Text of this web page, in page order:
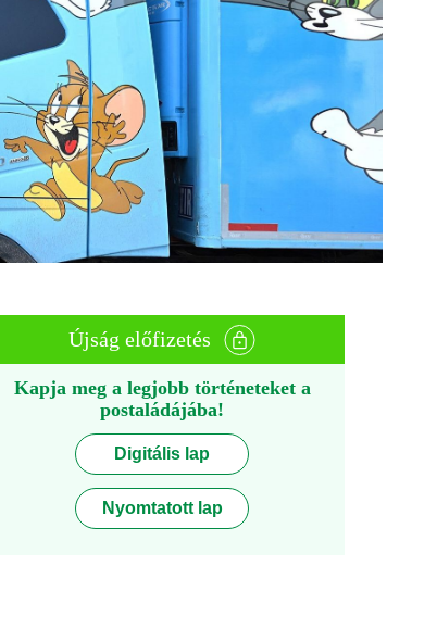
Újság előfizetés
Kapja meg a legjobb történeteket a
postaládájába!
Digitális lap
Nyomtatott lap